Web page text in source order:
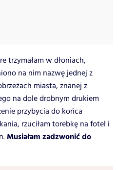
trzymałam w dłoniach,
na nim nazwę jednej z
miasta, znanej z
na dole drobnym drukiem
przybycia do końca
rzuciłam torebkę na fotel i
Musiałam zadzwonić do